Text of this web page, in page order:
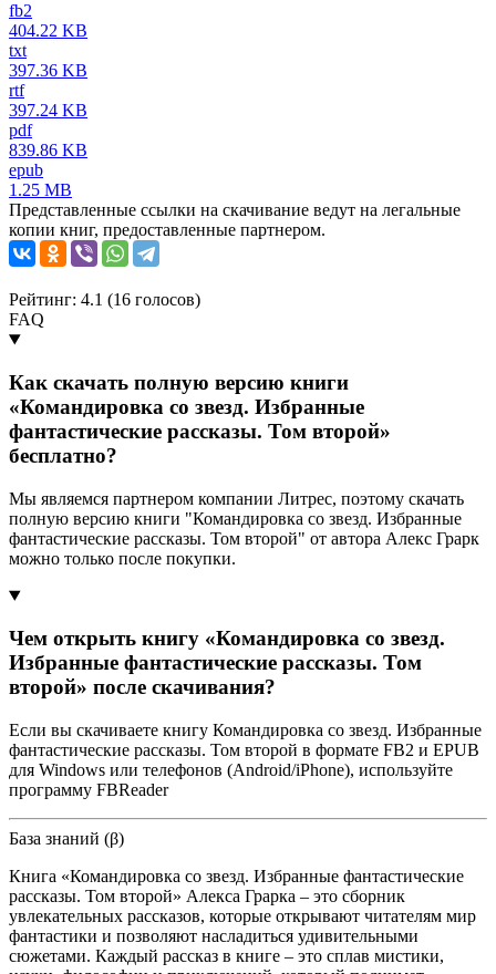
fb2
404.22 KB
txt
397.36 KB
rtf
397.24 KB
pdf
839.86 KB
epub
1.25 MB
Представленные ссылки на скачивание ведут на легальные
копии книг, предоставленные партнером.
Рейтинг: 4.1 (16 голосов)
FAQ
Как скачать полную версию книги
«Командировка со звезд. Избранные
фантастические рассказы. Том второй»
бесплатно?
Мы являемся партнером компании Литрес, поэтому скачать
полную версию книги "Командировка со звезд. Избранные
фантастические рассказы. Том второй" от автора Алекс Грарк
можно только после покупки.
Чем открыть книгу «Командировка со звезд.
Избранные фантастические рассказы. Том
второй» после скачивания?
Если вы скачиваете книгу Командировка со звезд. Избранные
фантастические рассказы. Том второй в формате FB2 и EPUB
для Windows или телефонов (Android/iPhone), используйте
программу FBReader
База знаний (β)
Книга «Командировка со звезд. Избранные фантастические
рассказы. Том второй» Алекса Грарка – это сборник
увлекательных рассказов, которые открывают читателям мир
фантастики и позволяют насладиться удивительными
сюжетами. Каждый рассказ в книге – это сплав мистики,